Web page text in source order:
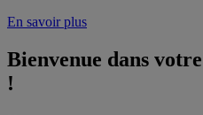
En savoir plus
Bienvenue dans
!